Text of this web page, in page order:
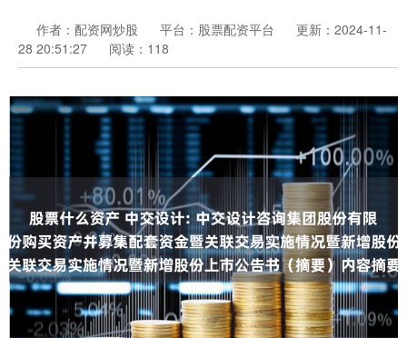
作者：配资网炒股 平台：股票配资平台
更新：2024-11-
28 20:51:27
阅读：118